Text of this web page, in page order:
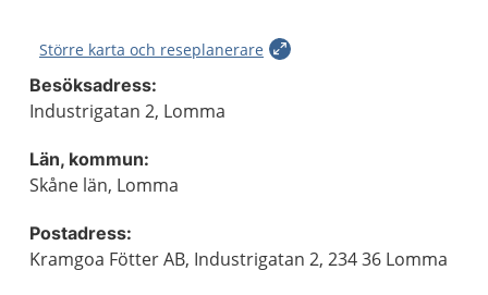
Större karta och reseplanerare
Besöksadress:
Industrigatan 2, Lomma
Län, kommun:
Skåne län, Lomma
Postadress:
Kramgoa Fötter AB, Industrigatan 2, 234 36 Lomma